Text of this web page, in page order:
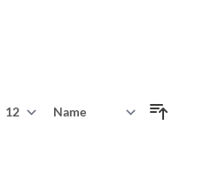
Sortieren nach